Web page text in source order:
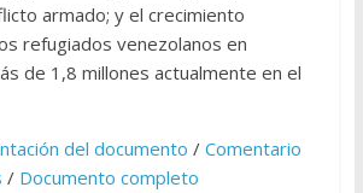
armado; y el crecimiento
refugiados venezolanos en
de 1,8 millones actualmente en el
del documento / Comentario
/ Documento completo